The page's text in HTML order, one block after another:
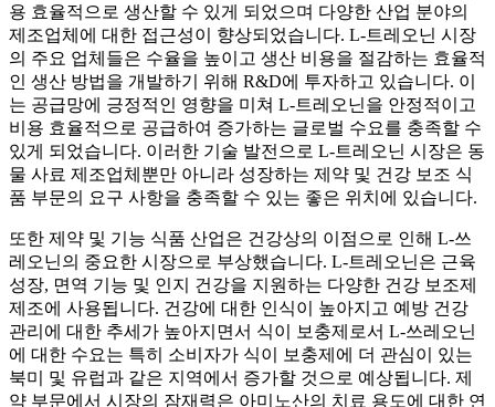
용 효율적으로 생산할 수 있게 되었으며 다양한 산업 분야의
제조업체에 대한 접근성이 향상되었습니다. L-트레오닌 시장
의 주요 업체들은 수율을 높이고 생산 비용을 절감하는 효율적
인 생산 방법을 개발하기 위해 R&D에 투자하고 있습니다. 이
는 공급망에 긍정적인 영향을 미쳐 L-트레오닌을 안정적이고
비용 효율적으로 공급하여 증가하는 글로벌 수요를 충족할 수
있게 되었습니다. 이러한 기술 발전으로 L-트레오닌 시장은 동
물 사료 제조업체뿐만 아니라 성장하는 제약 및 건강 보조 식
품 부문의 요구 사항을 충족할 수 있는 좋은 위치에 있습니다.
또한 제약 및 기능 식품 산업은 건강상의 이점으로 인해 L-쓰
레오닌의 중요한 시장으로 부상했습니다. L-트레오닌은 근육
성장, 면역 기능 및 인지 건강을 지원하는 다양한 건강 보조제
제조에 사용됩니다. 건강에 대한 인식이 높아지고 예방 건강
관리에 대한 추세가 높아지면서 식이 보충제로서 L-쓰레오닌
에 대한 수요는 특히 소비자가 식이 보충제에 더 관심이 있는
북미 및 유럽과 같은 지역에서 증가할 것으로 예상됩니다. 제
약 부문에서 시장의 잠재력은 아미노산의 치료 용도에 대한 연